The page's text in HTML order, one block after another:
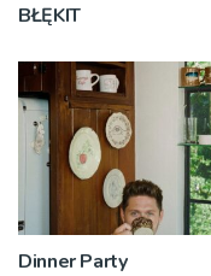
BŁĘKIT
Dinner Party